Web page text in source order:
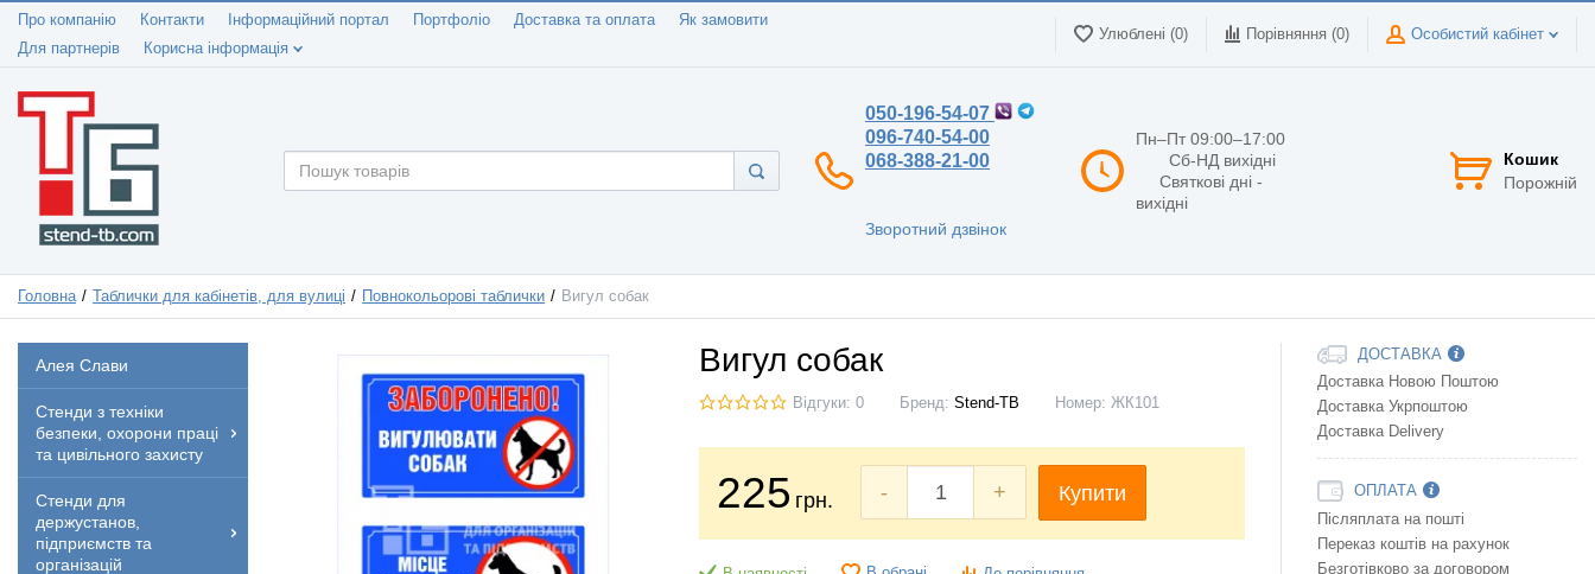
Про компанію Контакти Інформаційний портал Портфоліо Доставка та оплата
Як замовити
Для партнерів
Корисна інформація
Улюблені (0) Порівняння (0) Особистий кабінет
050-196-54-07
096-740-54-00
068-388-21-00
Зворотний дзвінок
Пн–Пт 09:00–17:00
Сб-НД вихідні
Святкові дні -
вихідні
Кошик
Порожній
Головна Таблички для кабінетів, для вулиці Повнокольорові таблички Вигул собак
Алея Слави
Стенди з техніки
безпеки, охорони праці
та цивільного захисту
Стенди для
держустанов,
підприємств та
організацій
Вигул собак
Відгуки: 0 Бренд: Stend-TB Номер: ЖК101
225 грн. - + Купити
ДОСТАВКА
Доставка Новою Поштою
Доставка Укрпоштою
Доставка Delivery
ОПЛАТА
Післяплата на пошті
Переказ коштів на рахунок
Безготівково за договором